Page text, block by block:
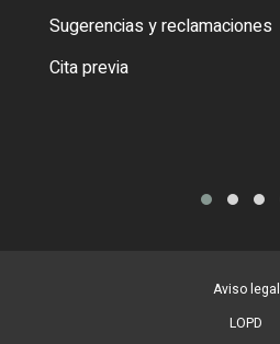
Sugerencias y reclamaciones
Cita previa
Aviso legal
LOPD